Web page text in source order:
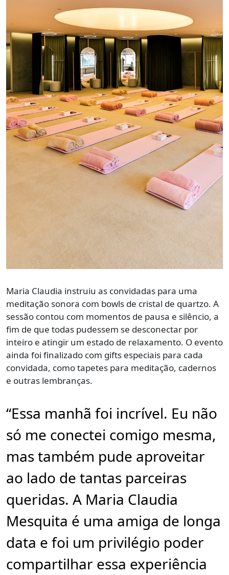
Maria Claudia instruiu as convidadas para uma
meditação sonora com bowls de cristal de quartzo. A
sessão contou com momentos de pausa e silêncio, a
fim de que todas pudessem se desconectar por
inteiro e atingir um estado de relaxamento. O evento
ainda foi finalizado com gifts especiais para cada
convidada, como tapetes para meditação, cadernos
e outras lembranças.
“Essa manhã foi incrível. Eu não
só me conectei comigo mesma,
mas também pude aproveitar
ao lado de tantas parceiras
queridas. A Maria Claudia
Mesquita é uma amiga de longa
data e foi um privilégio poder
compartilhar essa experiência